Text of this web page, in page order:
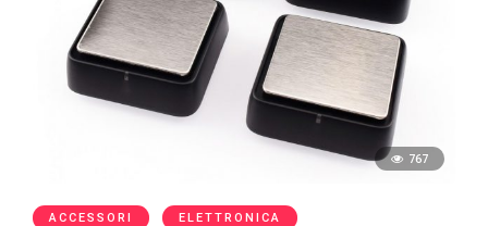
767
ACCESSORI ELETTRONICA